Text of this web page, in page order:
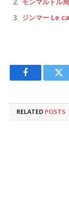
モンマルト
ジンマー Le
Facebook
RELATED POSTS